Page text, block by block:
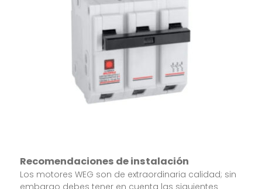
Recomendaciones de instalación
Los motores WEG son de extraordinaria calidad; sin
embargo debes tener en cuenta las siguientes